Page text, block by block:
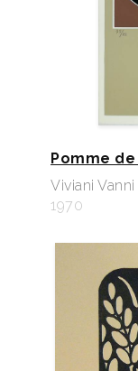
Pomme
Viviani
1970